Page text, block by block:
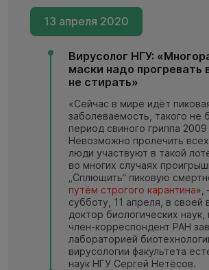
13 апреля 2020
Вирусолог НГУ:
маски надо прогревать
не стирать»
«Сейчас в мире идёт
заболеваемость, такого не
период свиного гриппа 2009
Невозможно пролечить
люди участвуют в такой
во многих случаях
„Сплющить“ пиковую
путём строгого карантина»,
субботу, 11 апреля, в своей
доктор биологических наук,
член-корреспондент РАН
лабораторией
вирусологии факультета
наук НГУ Сергей Нетёсов.